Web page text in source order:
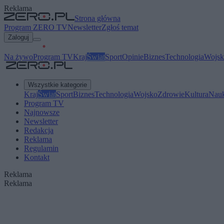
Reklama
Strona główna
Program ZERO TVNewsletterZgłoś temat
Zaloguj
Na żywoProgram TVKrajŚwiatSportOpinieBiznesTechnologia
Wszystkie kategorie
KrajŚwiatSportBiznesTechnologiaWojskoZdrowieKultura
Program TV
Najnowsze
Newsletter
Redakcja
Reklama
Regulamin
Kontakt
Reklama
Reklama